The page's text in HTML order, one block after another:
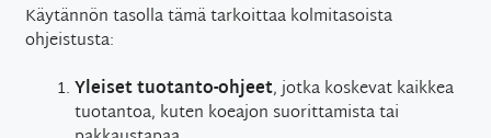
Käytännön tasolla tämä tarkoittaa kolmitasoista
ohjeistusta:
Yleiset tuotanto-ohjeet, jotka koskevat kaikkea
tuotantoa, kuten koeajon suorittamista tai